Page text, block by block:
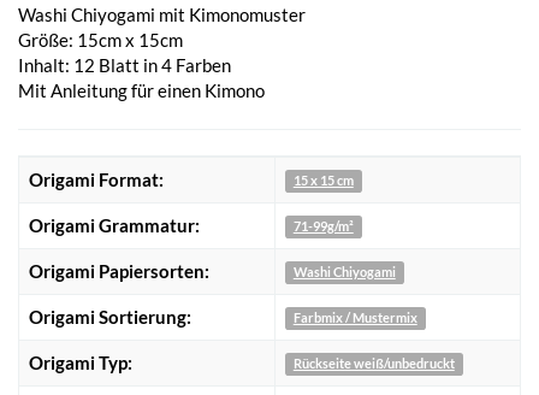
Washi Chiyogami mit Kimonomuster
Größe: 15cm x 15cm
Inhalt: 12 Blatt in 4 Farben
Mit Anleitung für einen Kimono
Origami Format: 15 x 15 cm
Origami Grammatur: 71-99g/m²
Origami Papiersorten: Washi Chiyogami
Origami Sortierung: Farbmix / Mustermix
Origami Typ: Rückseite weiß/unbedruckt